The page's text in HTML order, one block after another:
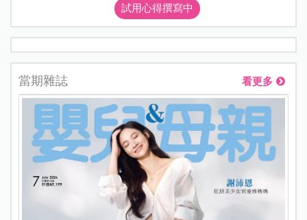
試用心得撰寫中
當期雜誌 看更多